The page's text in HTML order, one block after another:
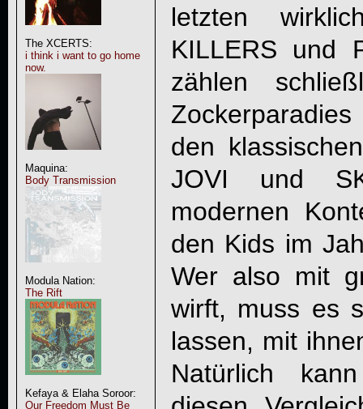
The XCERTS:
i think i want to go home
now.
Maquina:
Body Transmission
Modula Nation:
The Rift
Kefaya & Elaha Soroor:
Our Freedom Must Be
letzten
KILLERS und
zählen
den
JOVI und
modernen
den Kids im
Wer also mit
wirft, muss es
lassen, mit
Natürlich